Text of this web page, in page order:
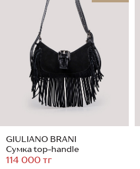
GIULIANO BRANI
Сумка top-handle
114 000 тг